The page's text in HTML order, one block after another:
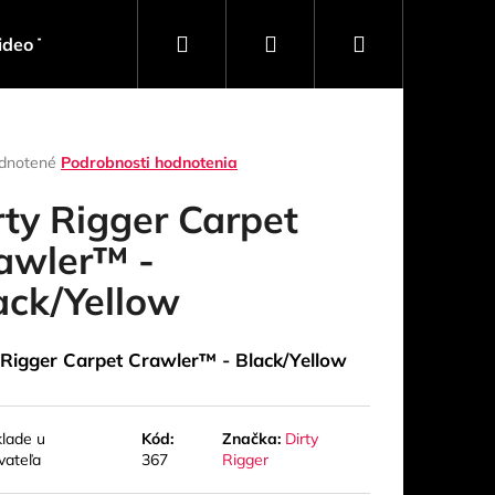
Technika Software Obaly, Kufre, Racky
Hľadať PrihlásenieNákupný
Podrobnosti hodnotenia
Rigger Carpet
-
Yellow
Carpet Crawler™ - Black/Yellow
u
Kód:
367
Značka: Dirty
Rigger
Nasledujúce